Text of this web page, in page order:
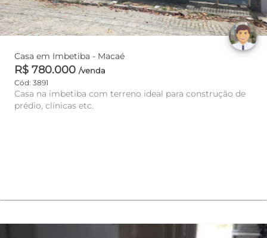
Casa em Imbetiba - Macaé
R$ 780.000 /venda
Cód: 3891
Casa na imbetiba com terreno ideal para construção de
prédio, clínicas etc.